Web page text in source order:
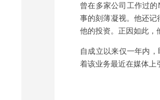
曾在多家公司工作过
事的刻薄凝视。他还
他的投资。正因如此，
自成立以来仅一年内
着该业务最近在媒体上